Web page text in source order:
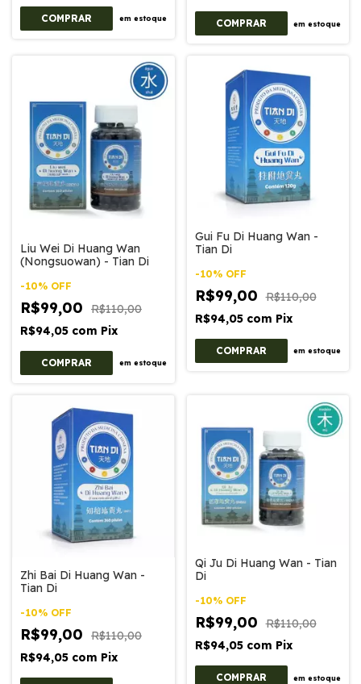
em estoque
em estoque
Liu Wei Di Huang Wan
(Nongsuowan) - Tian Di
-10% OFF
R$99,00
R$110,00
R$94,05 com Pix
em estoque
Gui Fu Di Huang Wan -
Tian Di
-10% OFF
R$99,00 R$110,00
R$94,05 com Pix
em estoque
Zhi Bai Di Huang Wan -
Tian Di
-10% OFF
R$99,00
R$110,00
R$94,05 com Pix
Qi Ju Di Huang Wan - Tian
Di
-10% OFF
R$99,00 R$110,00
R$94,05 com Pix
em estoque